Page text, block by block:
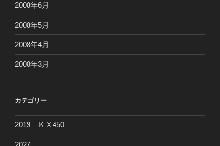
2008年6月
2008年5月
2008年4月
2008年3月
カテゴリー
2019 ＫＸ450